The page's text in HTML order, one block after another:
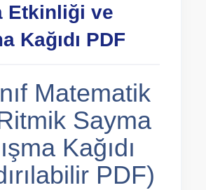
Etkinliği ve
Kağıdı PDF
Matematik
Sayma
Kağıdı
PDF)